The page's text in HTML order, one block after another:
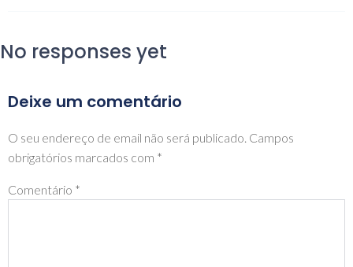
No responses yet
Deixe um comentário
O seu endereço de email não será publicado. Campos
obrigatórios marcados com *
Comentário *